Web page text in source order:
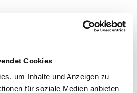
Cookies
um Inhalte und Anzeigen zu
für soziale Medien anbieten
[pdf]
Vorteile